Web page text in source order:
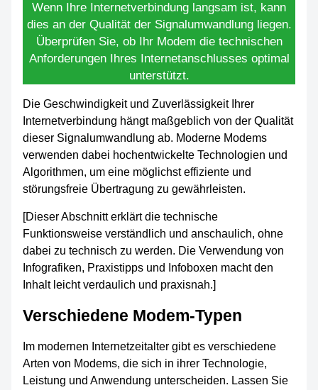
Wenn Ihre Internetverbindung langsam ist, kann
dies an der Qualität der Signalumwandlung liegen.
Überprüfen Sie, ob Ihr Modem die technischen
Anforderungen Ihres Internetanschlusses optimal
unterstützt.
Die Geschwindigkeit und Zuverlässigkeit Ihrer
Internetverbindung hängt maßgeblich von der Qualität
dieser Signalumwandlung ab. Moderne Modems
verwenden dabei hochentwickelte Technologien und
Algorithmen, um eine möglichst effiziente und
störungsfreie Übertragung zu gewährleisten.
[Dieser Abschnitt erklärt die technische
Funktionsweise verständlich und anschaulich, ohne
dabei zu technisch zu werden. Die Verwendung von
Infografiken, Praxistipps und Infoboxen macht den
Inhalt leicht verdaulich und praxisnah.]
Verschiedene Modem-Typen
Im modernen Internetzeitalter gibt es verschiedene
Arten von Modems, die sich in ihrer Technologie,
Leistung und Anwendung unterscheiden. Lassen Sie